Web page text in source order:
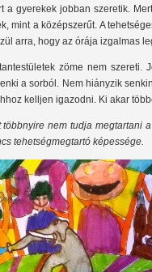
a gyerekek jobban szeretik.
mint a középszerűt. A
arra, hogy az órája izgalmas
zöme nem szereti.
a sorból. Nem hiányzik
kelljen igazodni. Ki akar
nem tudja megtartani
tehetségmegtartó képessége.